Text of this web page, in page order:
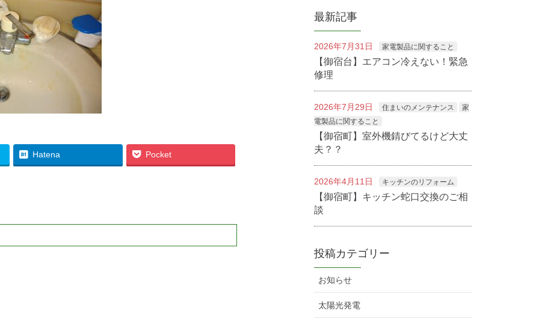
Hatena Pocket
最新記事
2026年7月31日 家電製品に関すること
【御宿台】エアコン冷えない！緊急
修理
2026年7月29日 住まいのメンテナンス
家
電製品に関すること
【御宿町】室外機錆びてるけど大丈
夫？？
2026年4月11日 キッチンのリフォーム
【御宿町】キッチン蛇口交換のご相
談
投稿カテゴリー
お知らせ
太陽光発電